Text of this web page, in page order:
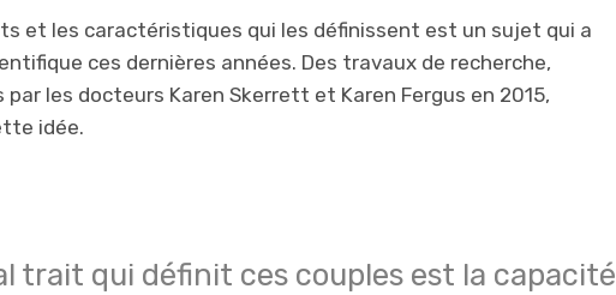
et les caractéristiques qui les définissent est un sujet qui a
ces dernières années. Des travaux de recherche,
par les docteurs Karen Skerrett et Karen Fergus en 2015,
idée.
trait qui définit ces couples est la capacité